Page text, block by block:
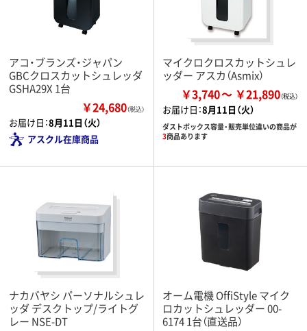
アコ・ブランズ・ジャパン
GBCクロスカットシュレッダ
GSHA29X 1台
￥24,680（税込）
お届け日：8月11日（火）
アスクル在庫商品
マイクロクロスカットシュレ
ッダー アスカ（Asmix）
￥3,740 ￥21,890
お届け日：8月11日（火）
ダストボックス容量・販売単位違いの商品が
3商品あります
ナカバヤシ パーソナルシュレ
ッダ デスクトップ/ライトグ
レー NSE-DT
オーム電機 OffiStyle マイク
ロカットシュレッダー 00-
6174 1台（直送品）